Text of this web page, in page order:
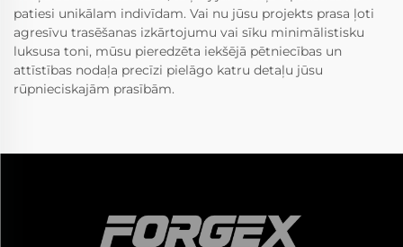
patiesi unikālam indivīdam. Vai nu jūsu projekts prasa ļoti
agresīvu trasēšanas izkārtojumu vai sīku minimālistisku
luksusa toni, mūsu pieredzēta iekšējā pētniecības un
attīstības nodaļa precīzi pielāgo katru detaļu jūsu
rūpnieciskajām prasībām.